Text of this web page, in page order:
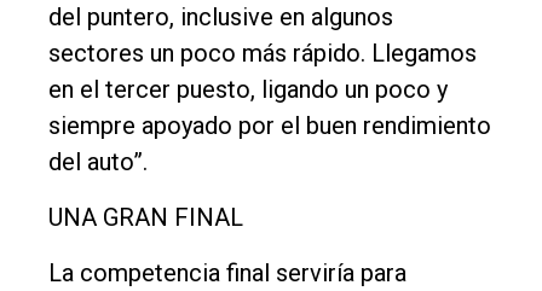
del puntero, inclusive en algunos
sectores un poco más rápido. Llegamos
en el tercer puesto, ligando un poco y
siempre apoyado por el buen rendimiento
del auto”.
UNA GRAN FINAL
La competencia final serviría para